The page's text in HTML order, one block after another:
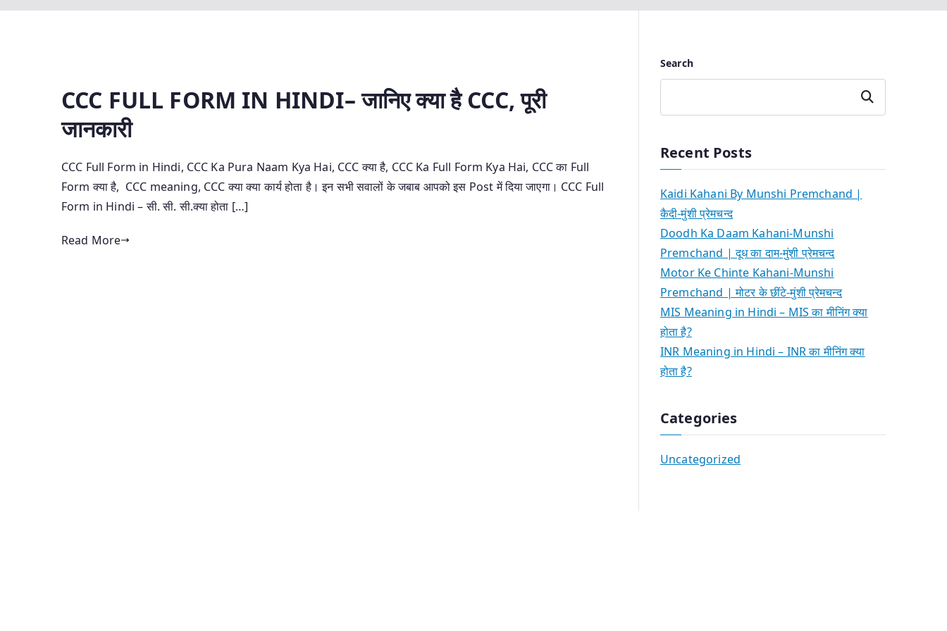
CCC FULL FORM IN HINDI– जानिए क्या है CCC, पूरी
जानकारी
CCC Full Form in Hindi, CCC Ka Pura Naam Kya Hai, CCC क्या है, CCC Ka Full Form Kya Hai, CCC का Full
Form क्या है, CCC meaning, CCC क्या क्या कार्य होता है। इन सभी सवालों के जबाब आपको इस Post में दिया जाएगा। CCC Full
Form in Hindi – सी. सी. सी.क्या होता […]
Read More
Search
Search
Recent Posts
Kaidi Kahani By Munshi Premchand |
कैदी-मुंशी प्रेमचन्द
Doodh Ka Daam Kahani-Munshi
Premchand | दूध का दाम-मुंशी प्रेमचन्द
Motor Ke Chinte Kahani-Munshi
Premchand | मोटर के छींटे-मुंशी प्रेमचन्द
MIS Meaning in Hindi – MIS का मीनिंग क्या
होता है?
INR Meaning in Hindi – INR का मीनिंग क्या
होता है?
Categories
Uncategorized